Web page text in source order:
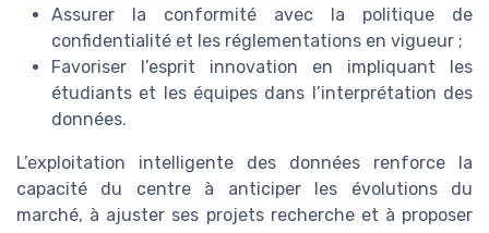
Assurer la conformité avec la politique de
confidentialité et les réglementations en vigueur ;
Favoriser l’esprit innovation en impliquant les
étudiants et les équipes dans l’interprétation des
données.
L’exploitation intelligente des données renforce la
capacité du centre à anticiper les évolutions du
marché, à ajuster ses projets recherche et à proposer